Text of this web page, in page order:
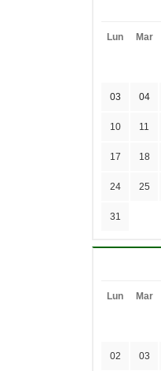
Lun Mar
03 04
10 11
17 18
24 25
31
Lun Mar
02 03